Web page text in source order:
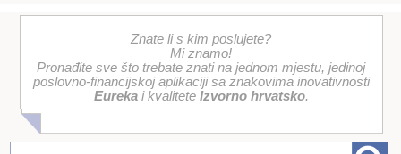
Znate li s kim poslujete?
Mi znamo!
Pronađite sve što trebate znati na jednom mjestu, jedinoj
poslovno-financijskoj aplikaciji sa znakovima inovativnosti
Eurekai kvalitete Izvorno hrvatsko.